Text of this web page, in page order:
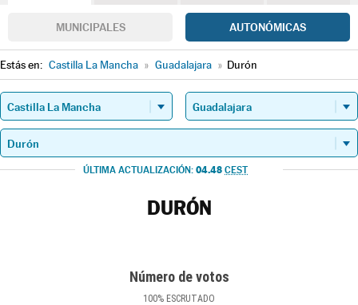
MUNICIPALES AUTONÓMICAS
Estás en: Castilla La Mancha » Guadalajara » Durón
ÚLTIMA ACTUALIZACIÓN: 04.48 CEST
DURÓN
Número de votos
100% ESCRUTADO